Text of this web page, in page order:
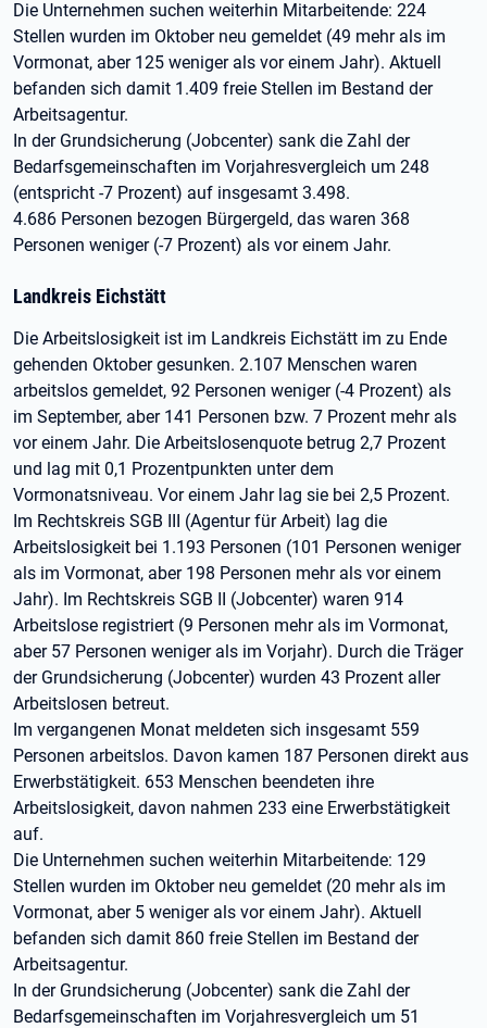
Die Unternehmen suchen weiterhin Mitarbeitende: 224
Stellen wurden im Oktober neu gemeldet (49 mehr als im
Vormonat, aber 125 weniger als vor einem Jahr). Aktuell
befanden sich damit 1.409 freie Stellen im Bestand der
Arbeitsagentur.
In der Grundsicherung (Jobcenter) sank die Zahl der
Bedarfsgemeinschaften im Vorjahresvergleich um 248
(entspricht -7 Prozent) auf insgesamt 3.498.
4.686 Personen bezogen Bürgergeld, das waren 368
Personen weniger (-7 Prozent) als vor einem Jahr.
Landkreis Eichstätt
Die Arbeitslosigkeit ist im Landkreis Eichstätt im zu Ende
gehenden Oktober gesunken. 2.107 Menschen waren
arbeitslos gemeldet, 92 Personen weniger (-4 Prozent) als
im September, aber 141 Personen bzw. 7 Prozent mehr als
vor einem Jahr. Die Arbeitslosenquote betrug 2,7 Prozent
und lag mit 0,1 Prozentpunkten unter dem
Vormonatsniveau. Vor einem Jahr lag sie bei 2,5 Prozent.
Im Rechtskreis SGB III (Agentur für Arbeit) lag die
Arbeitslosigkeit bei 1.193 Personen (101 Personen weniger
als im Vormonat, aber 198 Personen mehr als vor einem
Jahr). Im Rechtskreis SGB II (Jobcenter) waren 914
Arbeitslose registriert (9 Personen mehr als im Vormonat,
aber 57 Personen weniger als im Vorjahr). Durch die Träger
der Grundsicherung (Jobcenter) wurden 43 Prozent aller
Arbeitslosen betreut.
Im vergangenen Monat meldeten sich insgesamt 559
Personen arbeitslos. Davon kamen 187 Personen direkt aus
Erwerbstätigkeit. 653 Menschen beendeten ihre
Arbeitslosigkeit, davon nahmen 233 eine Erwerbstätigkeit
auf.
Die Unternehmen suchen weiterhin Mitarbeitende: 129
Stellen wurden im Oktober neu gemeldet (20 mehr als im
Vormonat, aber 5 weniger als vor einem Jahr). Aktuell
befanden sich damit 860 freie Stellen im Bestand der
Arbeitsagentur.
In der Grundsicherung (Jobcenter) sank die Zahl der
Bedarfsgemeinschaften im Vorjahresvergleich um 51